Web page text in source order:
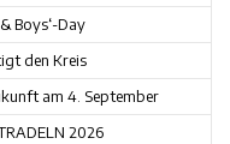
Boys‘-Day
den Kreis
am 4. September
2026